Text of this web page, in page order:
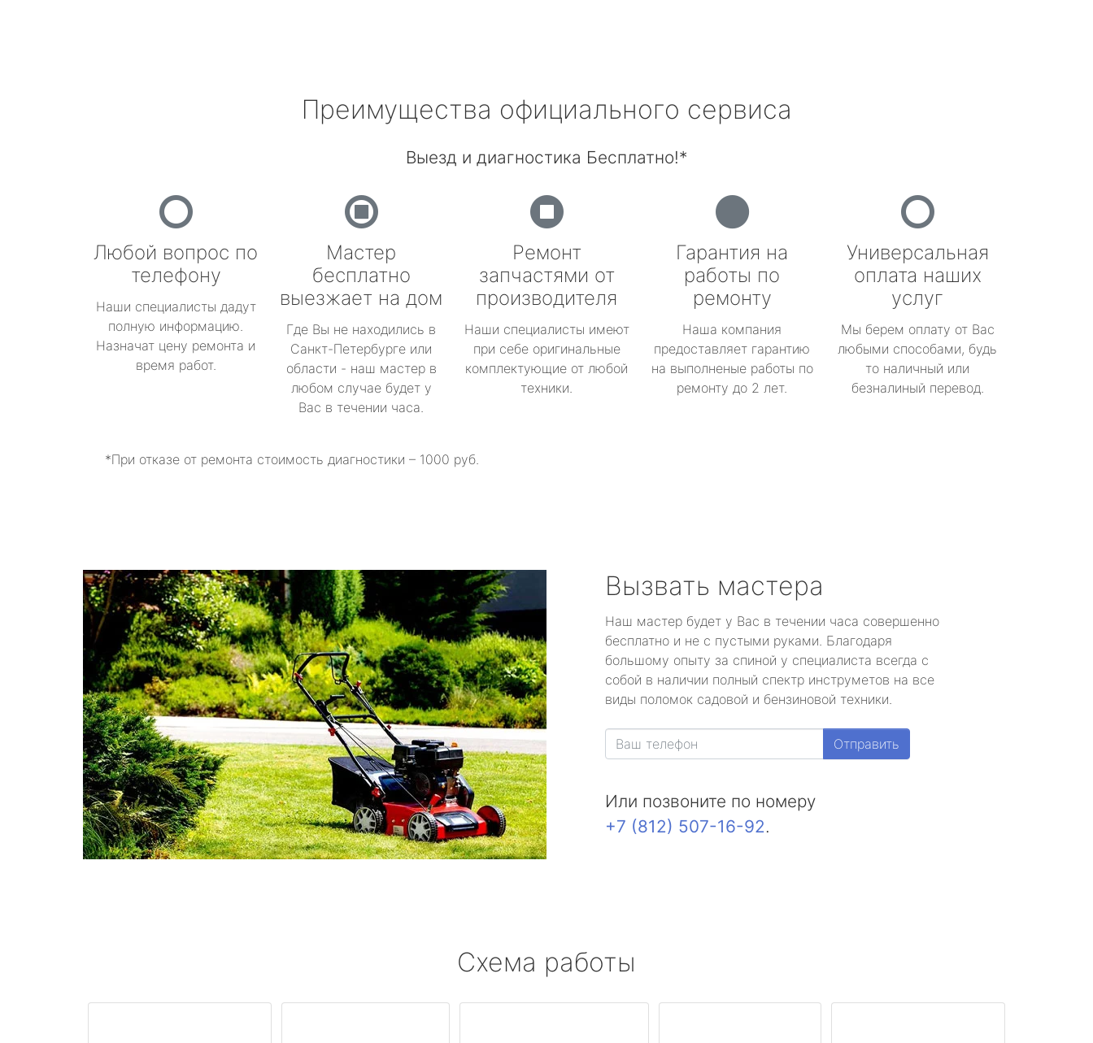
Преимущества официального сервиса
Выезд и диагностика Бесплатно!*
Любой вопрос по
телефону
Наши специалисты дадут
полную информацию.
Назначат цену ремонта и
время работ.
Мастер
бесплатно
выезжает на дом
Где Вы не находились в
Санкт-Петербурге или
области - наш мастер в
любом случае будет у
Вас в течении часа.
Ремонт
запчастями от
производителя
Наши специалисты имеют
при себе оригинальные
комплектующие от любой
техники.
Гарантия на
работы по
ремонту
Наша компания
предоставляет гарантию
на выполненые работы по
ремонту до 2 лет.
Универсальная
оплата наших
услуг
Мы берем оплату от Вас
любыми способами, будь
то наличный или
безналиный перевод.
*При отказе от ремонта стоимость диагностики – 1000 руб.
Вызвать мастера
Наш мастер будет у Вас в течении часа совершенно
бесплатно и не с пустыми руками. Благодаря
большому опыту за спиной у специалиста всегда с
собой в наличии полный спектр инструметов на все
виды поломок садовой и бензиновой техники.
Отправить
Или позвоните по номеру
+7 (812) 507-16-92.
Схема работы